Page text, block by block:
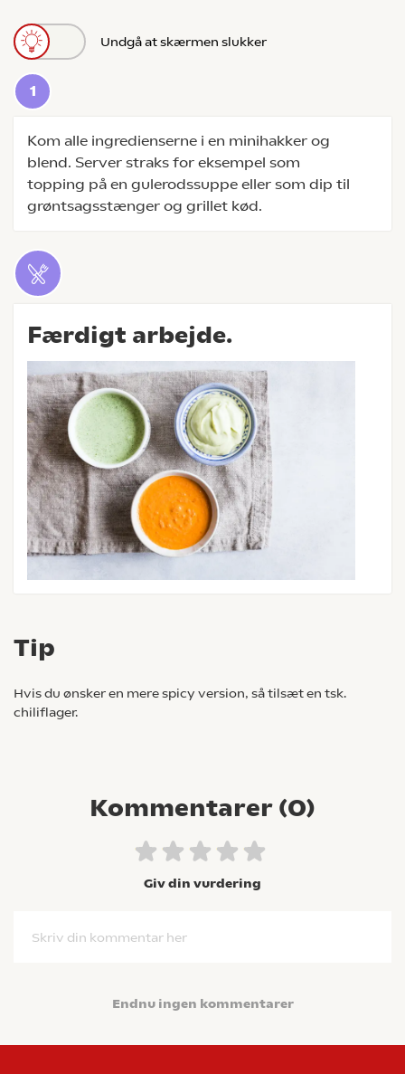
Undgå at skærmen slukker
Kom alle ingredienserne i en minihakker og
blend. Server straks for eksempel som
topping på en gulerodssuppe eller som dip til
grøntsagsstænger og grillet kød.
Færdigt arbejde.
Tip
Hvis du ønsker en mere spicy version, så tilsæt en tsk.
chiliflager.
Kommentarer (0)
Giv din vurdering
Skriv din kommentar her
Endnu ingen kommentarer